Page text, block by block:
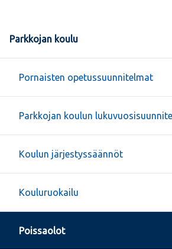
Parkkojan koulu
Pornaisten opetussuunnitelmat
Parkkojan koulun
Koulun järjestyssäännöt
Kouluruokailu
Poissaolot